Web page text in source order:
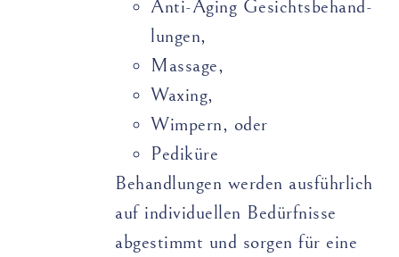
Anti-Aging Gesichts­­­­behand­­
lungen,
Massage,
Waxing,
Wimpern, oder
Pediküre
Behandlungen werden ausführlich
auf individuellen Bedürfnisse
abgestimmt und sorgen für eine